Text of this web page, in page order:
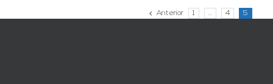
Anterior 1 … 4 5